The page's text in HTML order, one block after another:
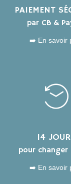
PAIEMENT
par CB &
➡️ En savoir
14
pour
➡️ En savoir